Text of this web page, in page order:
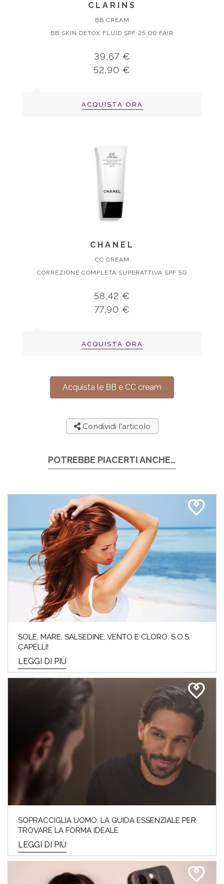
CLARINS
BB CREAM
BB SKIN DETOX FLUID SPF 25 00 FAIR
39,67 €
52,90 €
ACQUISTA ORA
CHANEL
CC CREAM
CORREZIONE COMPLETA SUPERATTIVA SPF 50
58,42 €
77,90 €
ACQUISTA ORA
Acquista le BB e CC cream
Condividi l’articolo
POTREBBE PIACERTI ANCHE…
SOLE, MARE, SALSEDINE, VENTO E CLORO: S.O.S.
CAPELLI!
LEGGI DI PIÙ
SOPRACCIGLIA UOMO: LA GUIDA ESSENZIALE PER
TROVARE LA FORMA IDEALE
LEGGI DI PIÙ